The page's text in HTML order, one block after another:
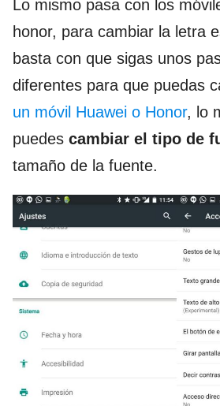
Lo mismo pasa con los
honor, para cambiar la letra
basta con que sigas unos
diferentes para que puedas
un móvil Huawei o Honor, lo
puedes cambiar el tipo de
tamaño de la fuente.